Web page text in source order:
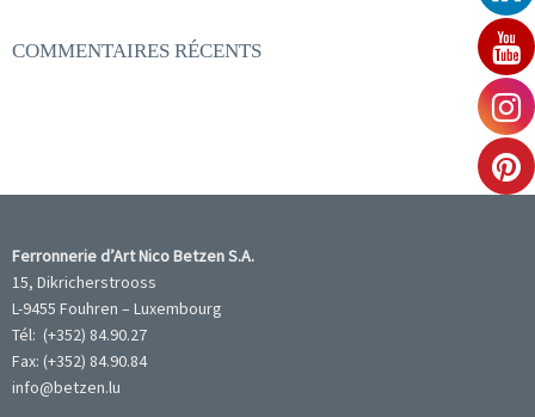
COMMENTAIRES RÉCENTS
Ferronnerie d’Art Nico Betzen S.A.
15, Dikricherstrooss
L-9455 Fouhren – Luxembourg
Tél: (+352) 84.90.27
Fax: (+352) 84.90.84
info@betzen.lu